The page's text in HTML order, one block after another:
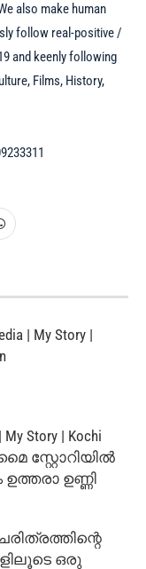
also make human
follow real-positive /
and keenly following
Films, History,
| My Story |
My Story | Kochi
| മൈ സ്റ്റോറിയില്‍
ഉണ്ണി
ഒരു